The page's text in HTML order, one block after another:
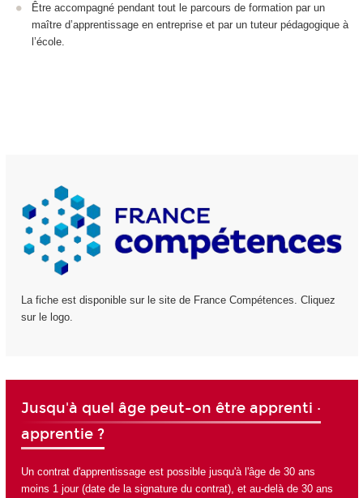
Être accompagné pendant tout le parcours de formation par un
maître d’apprentissage en entreprise et par un tuteur pédagogique à
l’école.
La fiche est disponible sur le site de France Compétences. Cliquez
sur le logo.
Jusqu'à quel âge peut-on être apprenti ·
apprentie ?
Un contrat d'apprentissage est possible jusqu'à l'âge de 30 ans
moins 1 jour (date de la signature du contrat), et au-delà de 30 ans